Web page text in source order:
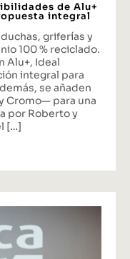
de Alu+
integral
griferías y
100 % reciclado.
Alu+, Ideal
integral para
se añaden
Cromo— para una
por Roberto y
[…]